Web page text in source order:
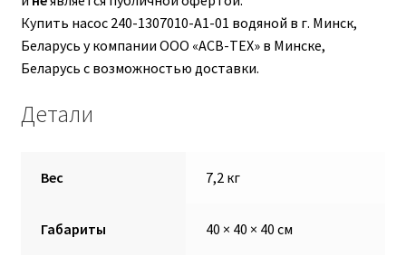
М10
М12
М14
Купить насос 240-1307010-А1-01 водяной в г. Минск,
Беларусь у компании ООО «АСВ-ТЕХ» в Минске,
Беларусь с возможностью доставки.
Детали
Вес 7,2 кг
Габариты 40 × 40 × 40 см